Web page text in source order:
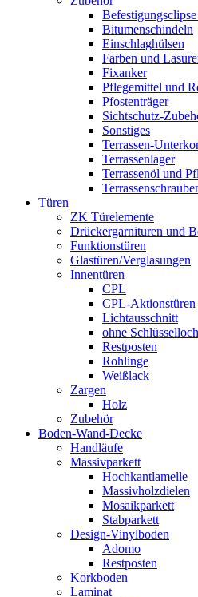
Bitumenschindeln
Einschlaghülsen
Farben und
Fixanker
Pflegemittel und
Pfostenträger
Sichtschutz-
Sonstiges
Terrassen-
Terrassenlager
Terrassenöl und
Türen
ZK Türelemente
Drückergarnituren und
Funktionstüren
Glastüren/Verglasungen
Innentüren
CPL
CPL-Aktionstüren
Lichtausschnitt
ohne
Restposten
Rohlinge
Weißlack
Zargen
Holz
Zubehör
Boden-Wand-Decke
Handläufe
Massivparkett
Hochkantlamelle
Massivholzdielen
Mosaikparkett
Stabparkett
Design-Vinylboden
Adomo
Restposten
Korkboden
Laminat